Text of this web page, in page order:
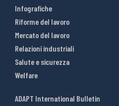
Infografiche
Riforme del lavoro
Mercato del lavoro
Relazioni industriali
Salute e sicurezza
Welfare
ADAPT International Bulletin